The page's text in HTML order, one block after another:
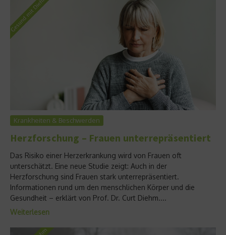
Krankheiten & Beschwerden
Herzforschung – Frauen unterrepräsentiert
Das Risiko einer Herzerkrankung wird von Frauen oft
unterschätzt. Eine neue Studie zeigt: Auch in der
Herzforschung sind Frauen stark unterrepräsentiert.
Informationen rund um den menschlichen Körper und die
Gesundheit – erklärt von Prof. Dr. Curt Diehm....
Weiterlesen